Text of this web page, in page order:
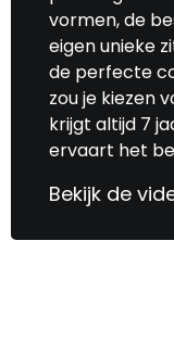
vormen, de
eigen unieke
de perfecte
zou je kiezen
krijgt altijd 7
ervaart het
Bekijk de